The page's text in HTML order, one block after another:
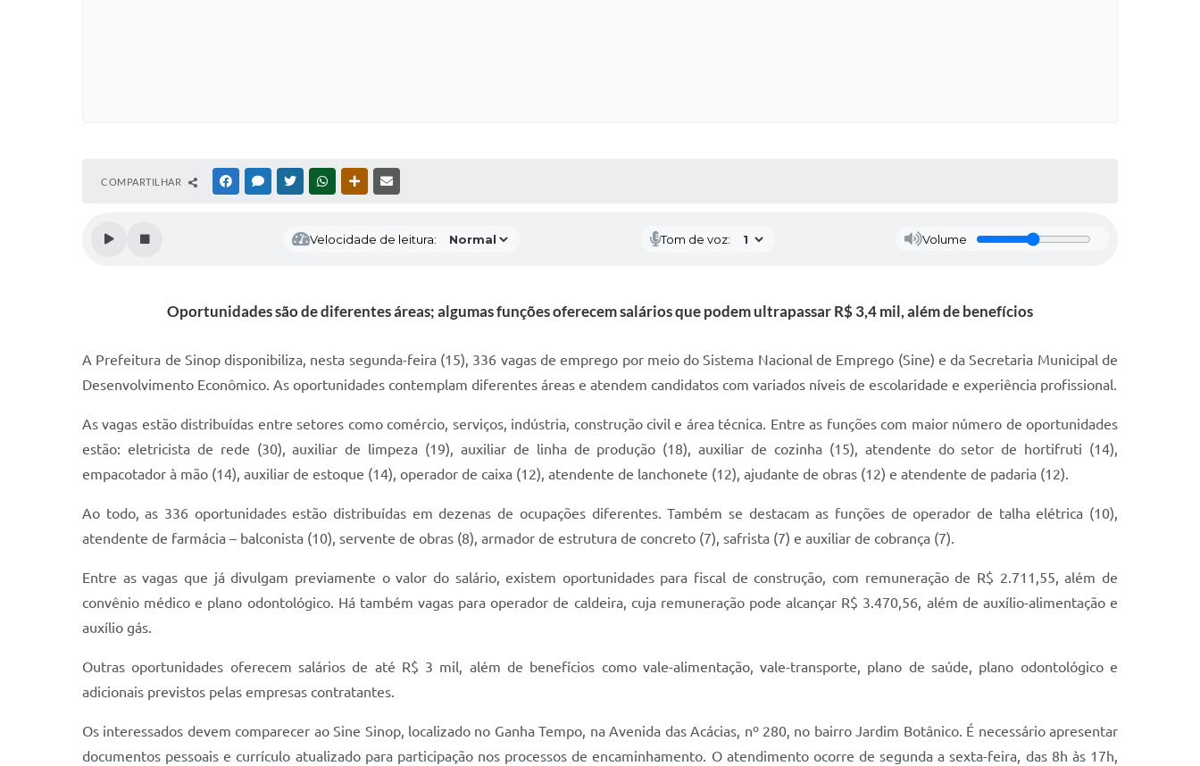
COMPARTILHAR FACEBOOKMESSENGER
TWITTERWHATSAPPOUTRAS MÍDIAS
Velocidade de leitura: Tom de voz: Volume
Oportunidades são de diferentes áreas; algumas funções oferecem salários que podem ultrapassar R$ 3,4 mil, além de benefícios
A Prefeitura de Sinop disponibiliza, nesta segunda-feira (15), 336 vagas de emprego por meio do Sistema Nacional de Emprego (Sine) e da Secretaria Municipal de
Desenvolvimento Econômico. As oportunidades contemplam diferentes áreas e atendem candidatos com variados níveis de escolaridade e experiência profissional.
As vagas estão distribuídas entre setores como comércio, serviços, indústria, construção civil e área técnica. Entre as funções com maior número de oportunidades
estão: eletricista de rede (30), auxiliar de limpeza (19), auxiliar de linha de produção (18), auxiliar de cozinha (15), atendente do setor de hortifruti (14),
empacotador à mão (14), auxiliar de estoque (14), operador de caixa (12), atendente de lanchonete (12), ajudante de obras (12) e atendente de padaria (12).
Ao todo, as 336 oportunidades estão distribuídas em dezenas de ocupações diferentes. Também se destacam as funções de operador de talha elétrica (10),
atendente de farmácia – balconista (10), servente de obras (8), armador de estrutura de concreto (7), safrista (7) e auxiliar de cobrança (7).
Entre as vagas que já divulgam previamente o valor do salário, existem oportunidades para fiscal de construção, com remuneração de R$ 2.711,55, além de
convênio médico e plano odontológico. Há também vagas para operador de caldeira, cuja remuneração pode alcançar R$ 3.470,56, além de auxílio-alimentação e
auxílio gás.
Outras oportunidades oferecem salários de até R$ 3 mil, além de benefícios como vale-alimentação, vale-transporte, plano de saúde, plano odontológico e
adicionais previstos pelas empresas contratantes.
Os interessados devem comparecer ao Sine Sinop, localizado no Ganha Tempo, na Avenida das Acácias, nº 280, no bairro Jardim Botânico. É necessário apresentar
documentos pessoais e currículo atualizado para participação nos processos de encaminhamento. O atendimento ocorre de segunda a sexta-feira, das 8h às 17h,